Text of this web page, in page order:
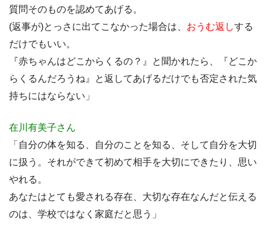
質問そのものを認めてあげる。
(返事が)とっさに出てこなかった場合は、 おうむ返しする
だけでもいい。
『赤ちゃんはどこからくるの？』と聞かれたら、『どこか
らくるんだろうね』と返してあげるだけでも否定された気
持ちにはならない」
在川有美子さん
「自分の体を知る、自分のことを知る、そして自分を大切
に扱う。それができて初めて相手を大切にできたり、思い
やれる。
あなたはとても愛される存在、大切な存在なんだと伝える
のは、学校ではなく家庭だと思う」